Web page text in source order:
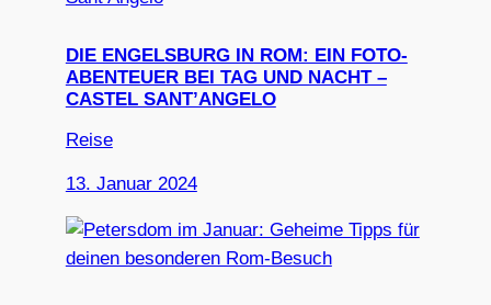
DIE ENGELSBURG IN ROM: EIN FOTO-
ABENTEUER BEI TAG UND NACHT –
CASTEL SANT’ANGELO
Reise
13. Januar 2024